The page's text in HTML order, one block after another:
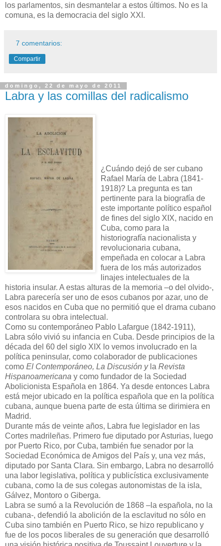
los parlamentos, sin desmantelar a estos últimos. No es la
comuna, es la democracia del siglo XXI.
7 comentarios:
Compartir
domingo, 22 de mayo de 2011
Labra y las comillas del radicalismo
¿Cuándo dejó de ser cubano
Rafael María de Labra (1841-
1918)? La pregunta es tan
pertinente para la biografía de
este importante político español
de fines del siglo XIX, nacido en
Cuba, como para la
historiografía nacionalista y
revolucionaria cubana,
empeñada en colocar a Labra
fuera de los más autorizados
linajes intelectuales de la
historia insular. A estas alturas de la memoria –o del olvido-,
Labra parecería ser uno de esos cubanos por azar, uno de
esos nacidos en Cuba que no permitió que el drama cubano
controlara su obra intelectual.
Como su contemporáneo Pablo Lafargue (1842-1911),
Labra sólo vivió su infancia en Cuba. Desde principios de la
década del 60 del siglo XIX lo vemos involucrado en la
política peninsular, como colaborador de publicaciones
como El Contemporáneo, La Discusión y la Revista
Hispanoamericana y como fundador de la Sociedad
Abolicionista Española en 1864. Ya desde entonces Labra
está mejor ubicado en la política española que en la política
cubana, aunque buena parte de esta última se dirimiera en
Madrid.
Durante más de veinte años, Labra fue legislador en las
Cortes madrileñas. Primero fue diputado por Asturias, luego
por Puerto Rico, por Cuba, también fue senador por la
Sociedad Económica de Amigos del País y, una vez más,
diputado por Santa Clara. Sin embargo, Labra no desarrolló
una labor legislativa, política y publicística exclusivamente
cubana, como la de sus colegas autonomistas de la isla,
Gálvez, Montoro o Giberga.
Labra se sumó a la Revolución de 1868 –la española, no la
cubana-, defendió la abolición de la esclavitud no sólo en
Cuba sino también en Puerto Rico, se hizo republicano y
fue de los pocos liberales de su generación que desarrolló